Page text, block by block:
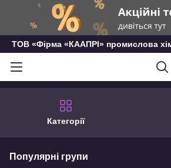
ТОВ «Фірма «КААПРІ» промислова
Категорії
Популярні групи